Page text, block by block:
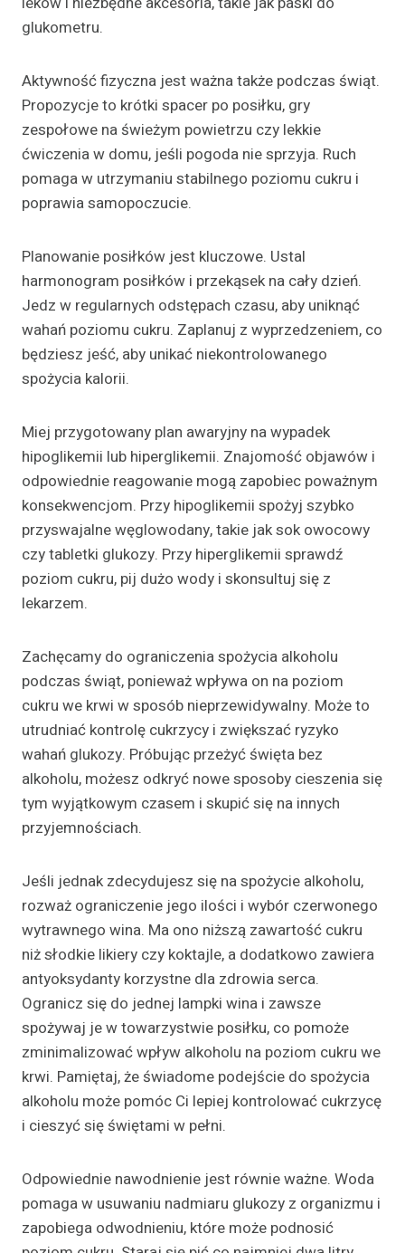
glukometru.
Aktywność fizyczna jest ważna także podczas świąt.
Propozycje to krótki spacer po posiłku, gry
zespołowe na świeżym powietrzu czy lekkie
ćwiczenia w domu, jeśli pogoda nie sprzyja. Ruch
pomaga w utrzymaniu stabilnego poziomu cukru i
poprawia samopoczucie.
Planowanie posiłków jest kluczowe. Ustal
harmonogram posiłków i przekąsek na cały dzień.
Jedz w regularnych odstępach czasu, aby uniknąć
wahań poziomu cukru. Zaplanuj z wyprzedzeniem, co
będziesz jeść, aby unikać niekontrolowanego
spożycia kalorii.
Miej przygotowany plan awaryjny na wypadek
hipoglikemii lub hiperglikemii. Znajomość objawów i
odpowiednie reagowanie mogą zapobiec poważnym
konsekwencjom. Przy hipoglikemii spożyj szybko
przyswajalne węglowodany, takie jak sok owocowy
czy tabletki glukozy. Przy hiperglikemii sprawdź
poziom cukru, pij dużo wody i skonsultuj się z
lekarzem.
Zachęcamy do ograniczenia spożycia alkoholu
podczas świąt, ponieważ wpływa on na poziom
cukru we krwi w sposób nieprzewidywalny. Może to
utrudniać kontrolę cukrzycy i zwiększać ryzyko
wahań glukozy. Próbując przeżyć święta bez
alkoholu, możesz odkryć nowe sposoby cieszenia się
tym wyjątkowym czasem i skupić się na innych
przyjemnościach.
Jeśli jednak zdecydujesz się na spożycie alkoholu,
rozważ ograniczenie jego ilości i wybór czerwonego
wytrawnego wina. Ma ono niższą zawartość cukru
niż słodkie likiery czy koktajle, a dodatkowo zawiera
antyoksydanty korzystne dla zdrowia serca.
Ogranicz się do jednej lampki wina i zawsze
spożywaj je w towarzystwie posiłku, co pomoże
zminimalizować wpływ alkoholu na poziom cukru we
krwi. Pamiętaj, że świadome podejście do spożycia
alkoholu może pomóc Ci lepiej kontrolować cukrzycę
i cieszyć się świętami w pełni.
Odpowiednie nawodnienie jest równie ważne. Woda
pomaga w usuwaniu nadmiaru glukozy z organizmu i
zapobiega odwodnieniu, które może podnosić